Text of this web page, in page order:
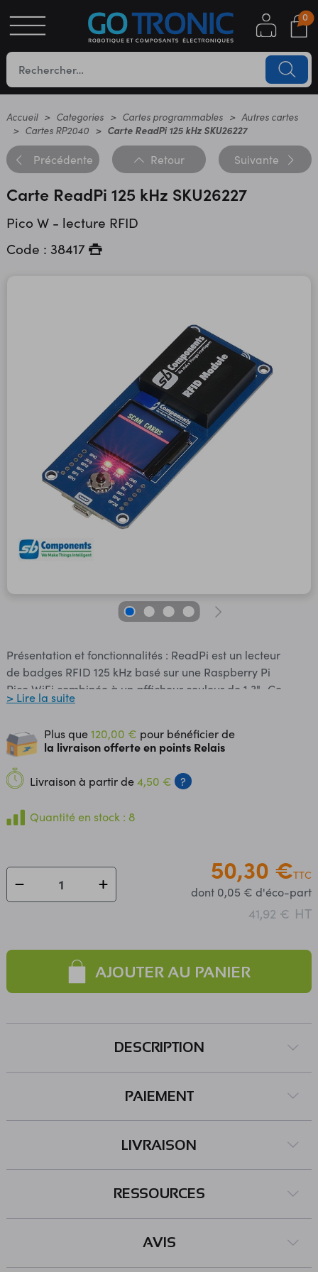
0
Accueil Categories Cartes programmables
Autres cartes
Cartes RP2040
Carte ReadPi 125 kHz SKU26227
Précédente Retour Suivante
Carte ReadPi 125 kHz SKU26227
Pico W - lecture RFID
Code : 38417
Présentation et fonctionnalités : ReadPi est un lecteur
de badges RFID 125 kHz basé sur une Raspberry Pi
Pico WiFi combinée à un afficheur couleur de 1,3". Ce
lecteur comporte également : - un joystick 5 directions
de carte microSD (carte non incluse) - un connecteur JST-
PH 2 mm pour accu LiPo 3,7 Vcc (non inclus) pour une
utilisation autonome - un buzzer Le ReadPi est
adapté pour la réalisation d'un appareil de lecture RFID
autonome, connecté et nécessitant un affichage clair
d'informations. Programmation et communication : La
disponibles sur le Github du fabricant : test du buzzer,
connecteur à souder M/M MH100). Contenu : - 1 x module
ReadPi - 125 kHz - 1 x carte RFID 125 kHz - 1 x badge porte
clé RFID 125 kHz Remarques : La polarité du connecteur
uniquement prévu pour la lecture de badges RFID 125 kHz.
RP2040 (ARM Cortex-M0+) 7 E/S digitales comprenant : -
1 x entrée analogique - bus I2C, SPI et UART Sorties 3,3 et 5
fréquence : 2,4 GHz 802.11n - antenne intégrée -
compatible WPA3 et SoftAP (point d'accès, jusqu'à 4 clients
RFID : - fréquence : 125 kHz - portée de lecture/écriture : 5
> Lire la suite
Plus que120,00 € pour bénéficier de
la livraison offerte en points Relais
Livraison à partir de4,50 € ?
Quantité en stock : 8
50,30 €TTC
dont 0,05 € d'éco-part
41,92 € HT
AJOUTER AU PANIER
DESCRIPTION
PAIEMENT
LIVRAISON
RESSOURCES
AVIS